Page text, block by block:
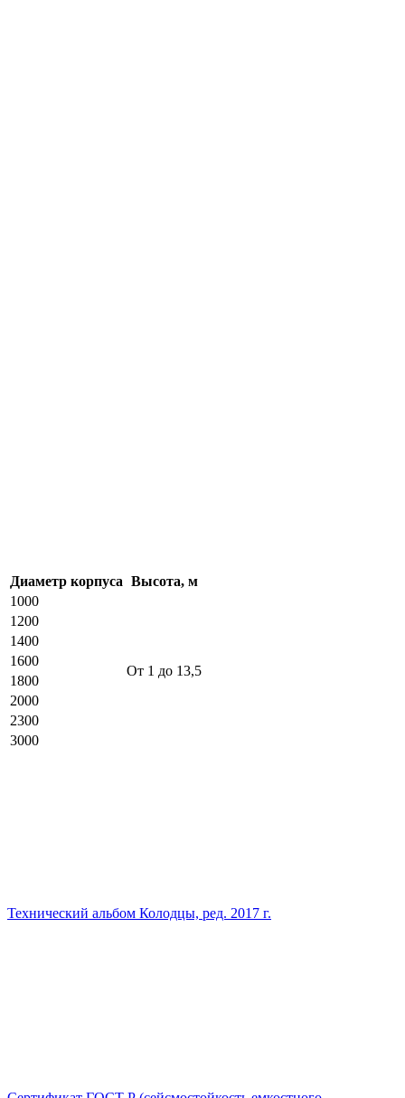
Диаметр корпуса Высота, м
1000
От 1 до 13,5
1200
1400
1600
1800
2000
2300
3000
Технический альбом Колодцы, ред. 2017 г.